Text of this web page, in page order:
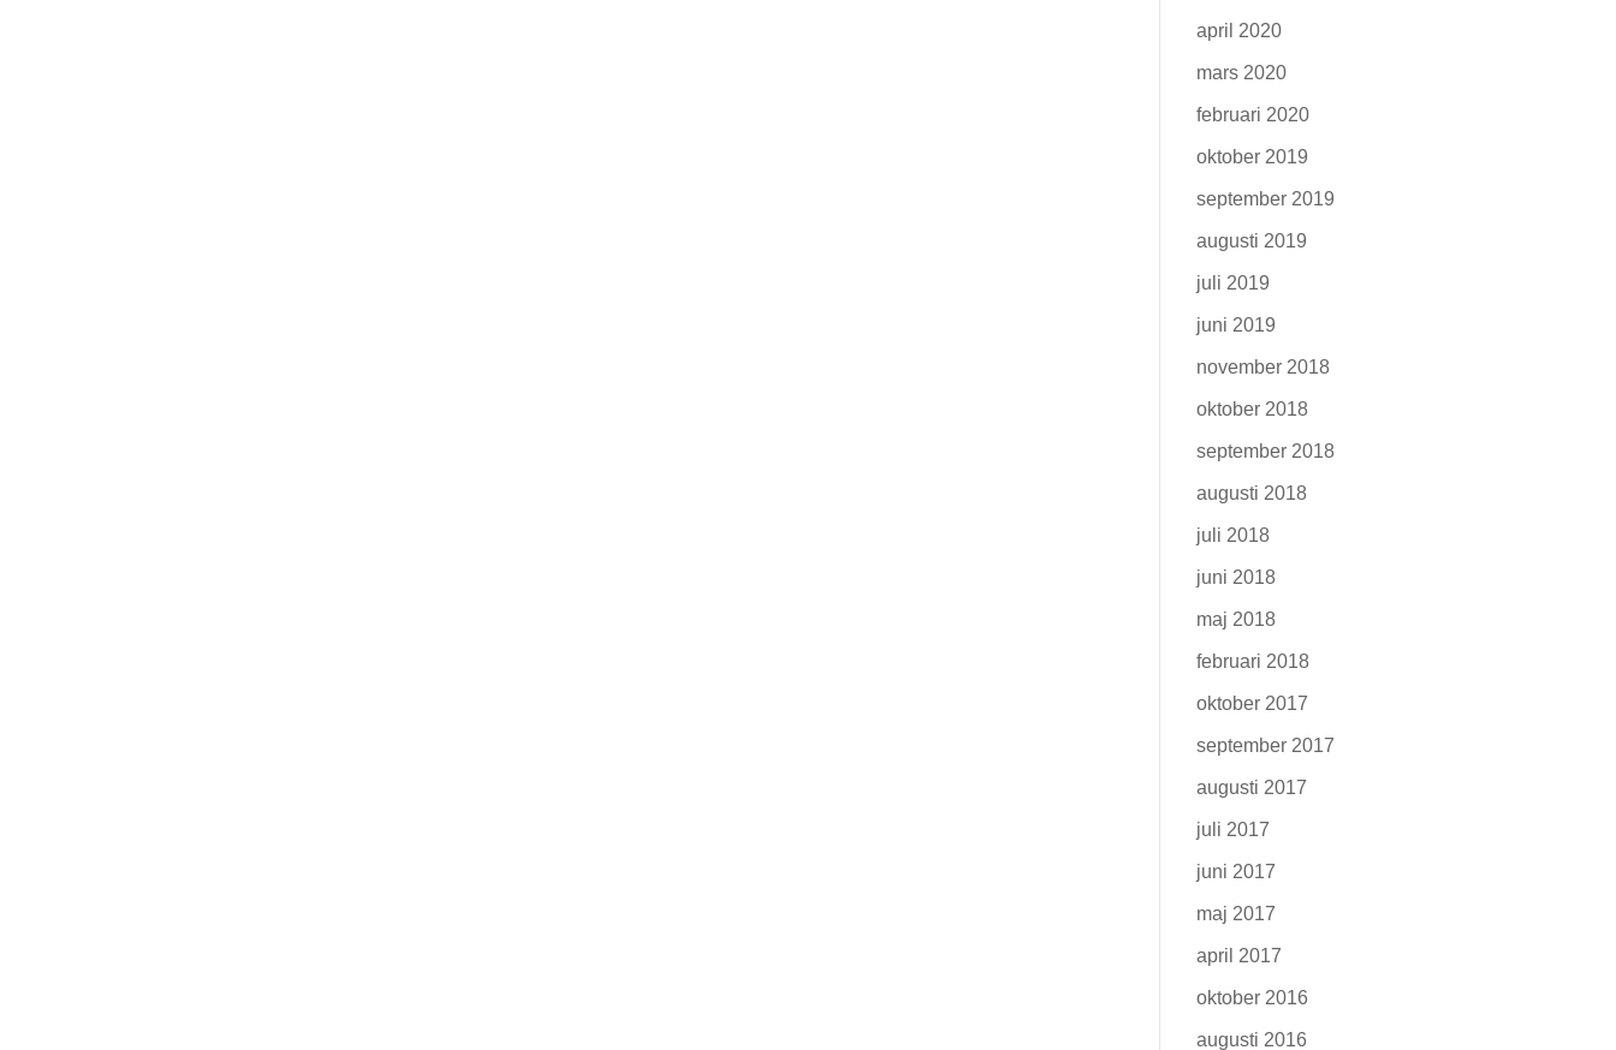
april 2020
mars 2020
februari 2020
oktober 2019
september 2019
augusti 2019
juli 2019
juni 2019
november 2018
oktober 2018
september 2018
augusti 2018
juli 2018
juni 2018
maj 2018
februari 2018
oktober 2017
september 2017
augusti 2017
juli 2017
juni 2017
maj 2017
april 2017
oktober 2016
augusti 2016